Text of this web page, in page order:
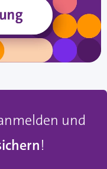
und
!